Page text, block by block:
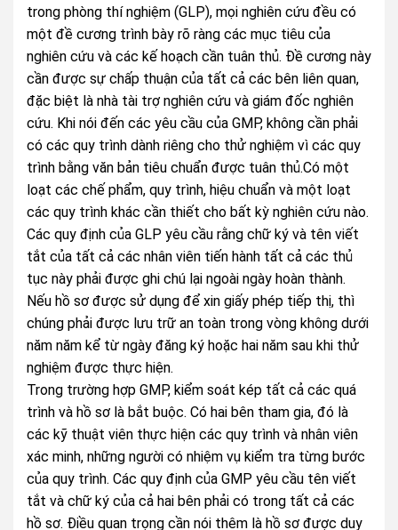
trong phòng thí nghiệm (GLP), mọi nghiên cứu đều có
một đề cương trình bày rõ ràng các mục tiêu của
nghiên cứu và các kế hoạch cần tuân thủ. Đề cương này
cần được sự chấp thuận của tất cả các bên liên quan,
đặc biệt là nhà tài trợ nghiên cứu và giám đốc nghiên
cứu. Khi nói đến các yêu cầu của GMP, không cần phải
có các quy trình dành riêng cho thử nghiệm vì các quy
trình bằng văn bản tiêu chuẩn được tuân thủ.Có một
loạt các chế phẩm, quy trình, hiệu chuẩn và một loạt
các quy trình khác cần thiết cho bất kỳ nghiên cứu nào.
Các quy định của GLP yêu cầu rằng chữ ký và tên viết
tắt của tất cả các nhân viên tiến hành tất cả các thủ
tục này phải được ghi chú lại ngoài ngày hoàn thành.
Nếu hồ sơ được sử dụng để xin giấy phép tiếp thị, thì
chúng phải được lưu trữ an toàn trong vòng không dưới
năm năm kể từ ngày đăng ký hoặc hai năm sau khi thử
nghiệm được thực hiện.
Trong trường hợp GMP, kiểm soát kép tất cả các quá
trình và hồ sơ là bắt buộc. Có hai bên tham gia, đó là
các kỹ thuật viên thực hiện các quy trình và nhân viên
xác minh, những người có nhiệm vụ kiểm tra từng bước
của quy trình. Các quy định của GMP yêu cầu tên viết
tắt và chữ ký của cả hai bên phải có trong tất cả các
hồ sơ. Điều quan trọng cần nói thêm là hồ sơ được duy